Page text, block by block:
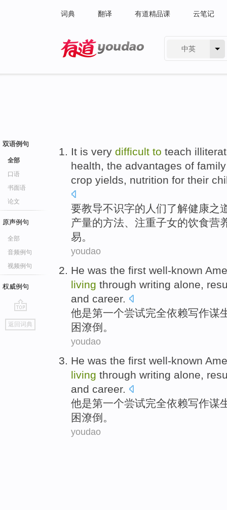
词典 翻译 有道精品课 云笔记
中英
双语例句
全部
口语
书面语
论文
原声例句
全部
音频例句
视频例句
权威例句
go
top
返回词典
It is very difficult to teach
health, the advantages of
crop yields, nutrition for their
要教导不识字的 人们了解健康之
产量的方法、注重子女的饮食营
易。
youdao
He was the first well-known
living through writing alone,
and career.
他是第一个尝试完全依赖写作谋
困潦倒。
youdao
He was the first well-known
living through writing alone,
and career.
他是第一个尝试完全依赖写作谋
困潦倒。
youdao